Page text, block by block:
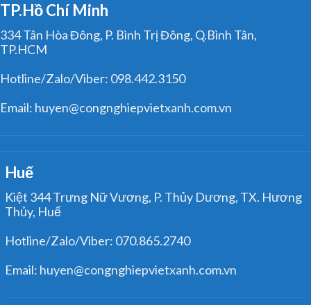
TP.Hồ Chí Minh
334 Tân Hòa Đông, P. Bình Trị Đông, Q.Bình Tân,
TP.HCM
Hotline/Zalo/Viber: 098.442.3150
Email: huyen@congnghiepvietxanh.com.vn
Huế
Kiệt 344 Trưng Nữ Vương, P. Thủy Dương, TX. Hương
Thủy, Huế
Hotline/Zalo/Viber: 070.865.2740
Email: huyen@congnghiepvietxanh.com.vn